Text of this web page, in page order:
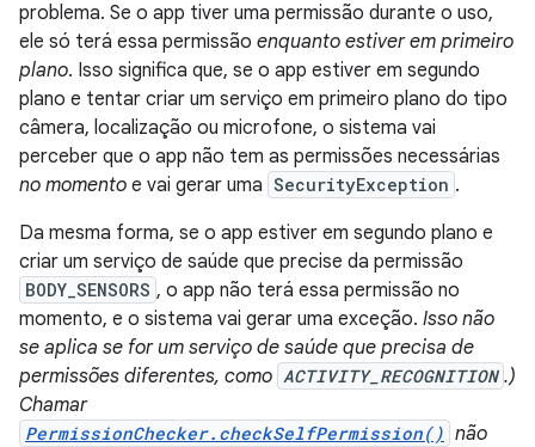
problema. Se o app tiver uma permissão durante o uso,
ele só terá essa permissão enquanto estiver em primeiro
plano. Isso significa que, se o app estiver em segundo
plano e tentar criar um serviço em primeiro plano do tipo
câmera, localização ou microfone, o sistema vai
perceber que o app não tem as permissões necessárias
no momento e vai gerar uma SecurityException .
Da mesma forma, se o app estiver em segundo plano e
criar um serviço de saúde que precise da permissão
BODY_SENSORS , o app não terá essa permissão no
momento, e o sistema vai gerar uma exceção. Isso não
se aplica se for um serviço de saúde que precisa de
permissões diferentes, como ACTIVITY_RECOGNITION .)
Chamar
PermissionChecker.checkSelfPermission() não